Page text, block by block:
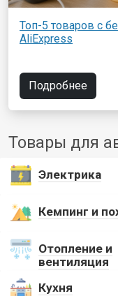
Топ-5 товаров с
AliExpress
Подробнее
Товары для
Электрика
Кемпинг и
Отопление и
вентиляция
Кухня